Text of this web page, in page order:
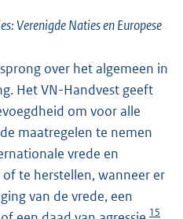
Verenigde Naties en Europese
over het algemeen in
Het VN-Handvest geeft
om voor alle
maatregelen te nemen
vrede en
te herstellen, wanneer er
van de vrede, een
15